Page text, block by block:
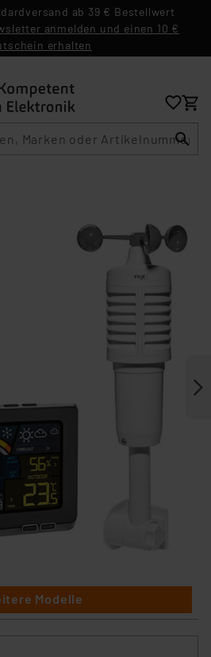
ab 39 € Bestellwert
anmelden und einen 10 €
erhalten
Modelle